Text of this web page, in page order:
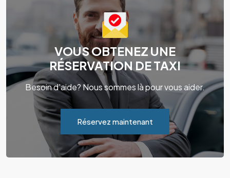
VOUS OBTENEZ UNE
RÉSERVATION DE TAXI
Besoin d'aide? Nous sommes là pour vous aider.
Réservez maintenant